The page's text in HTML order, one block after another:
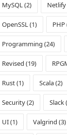
MySQL (2) Netlify
OpenSSL (1) PHP
Programming (24)
Revised (19)
Rust (1) Scala (2)
Security (2) Slack
UI (1) Valgrind (3)